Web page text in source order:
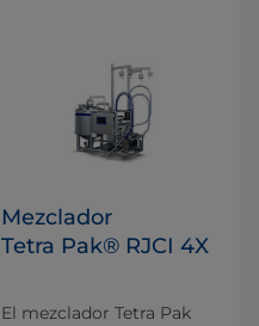
Mezclador
Tetra Pak® RJCI 4X
El mezclador Tetra Pak